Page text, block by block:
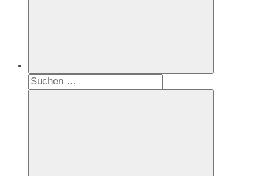
Suchen
nach: